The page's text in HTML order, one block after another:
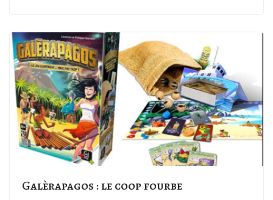
Galèrapagos : le coop fourbe